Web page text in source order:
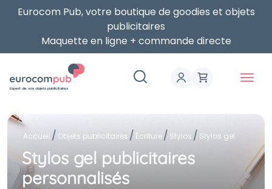
Eurocom Pub, votre boutique de goodies et objets
publicitaires
Maquette en ligne + commande directe
Expert de vos objets publicitaires
Accueil Objets publicitaires Écriture Stylos Stylos gel
Stylos gel publicitaires
personnalisés